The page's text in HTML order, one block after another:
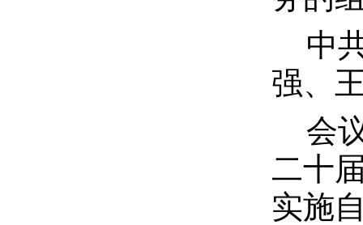
中
强、
会
二十
实施